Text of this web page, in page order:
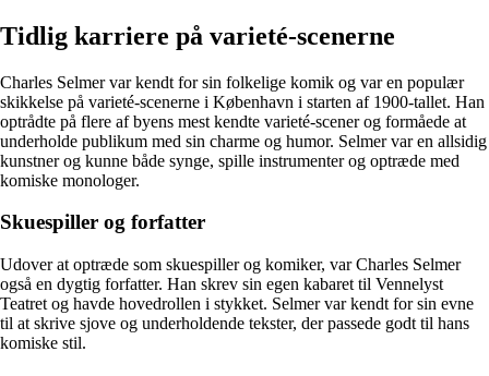
Tidlig karriere på varieté-scenerne
Charles Selmer var kendt for sin folkelige komik og var en populær
skikkelse på varieté-scenerne i København i starten af 1900-tallet. Han
optrådte på flere af byens mest kendte varieté-scener og formåede at
underholde publikum med sin charme og humor. Selmer var en allsidig
kunstner og kunne både synge, spille instrumenter og optræde med
komiske monologer.
Skuespiller og forfatter
Udover at optræde som skuespiller og komiker, var Charles Selmer
også en dygtig forfatter. Han skrev sin egen kabaret til Vennelyst
Teatret og havde hovedrollen i stykket. Selmer var kendt for sin evne
til at skrive sjove og underholdende tekster, der passede godt til hans
komiske stil.